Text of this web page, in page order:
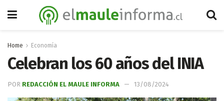
Home Economía
Celebran los 60 años del INIA
POR REDACCIÓN EL MAULE INFORMA 13/08/2024